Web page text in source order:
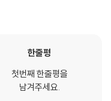
한줄평
첫번째 한줄평을
남겨주세요.